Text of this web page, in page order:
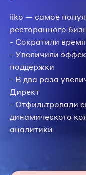
iiko — самое
ресторанного
- Сократили
- Увеличили
поддержки
- В два раза
Директ
- Отфильтровали
динамического
аналитики